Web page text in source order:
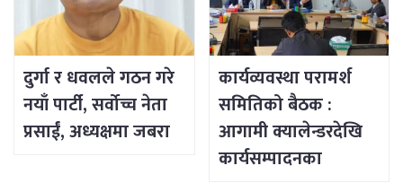
दुर्गा र धवलले गठन गरे
नयाँ पार्टी, सर्वोच्च नेता
प्रसाईं, अध्यक्षमा जबरा
कार्यव्यवस्था परामर्श
समितिको बैठक :
आगामी क्यालेन्डरदेखि
कार्यसम्पादनका